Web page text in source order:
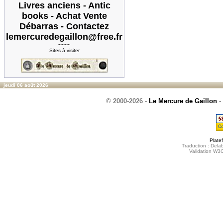
Livres anciens - Antic
books - Achat Vente
Débarras - Contactez
lemercuredegaillon@free.fr
~~~~
Sites à visiter
jeudi 06 août 2026
© 2000-2026 - Le Mercure de Gaillon -
Traduction :
Validation